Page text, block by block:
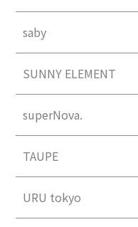
saby
SUNNY ELEMENT
superNova.
TAUPE
URU tokyo